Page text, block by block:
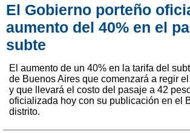
El Gobierno porteño
aumento del 40% en el
subte
El aumento de un 40% en la tarifa del
de Buenos Aires que comenzará a regir
y que llevará el costo del pasaje a 42
oficializada hoy con su publicación en el
distrito.